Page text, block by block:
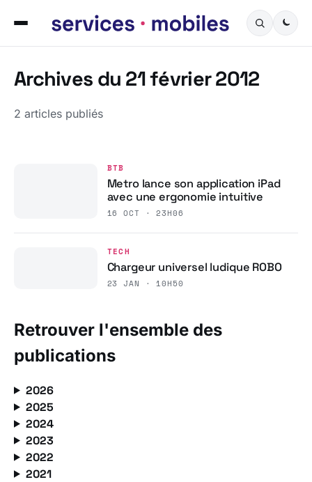
Archives du 21 février 2012
2 articles publiés
BTB
Metro lance son application iPad
avec une ergonomie intuitive
16 OCT · 23H06
TECH
Chargeur universel ludique ROBO
23 JAN · 10H50
Retrouver l'ensemble des
publications
2026
2025
2024
2023
2022
2021